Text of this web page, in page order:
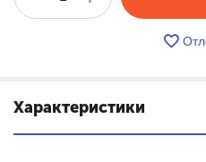
Характеристики